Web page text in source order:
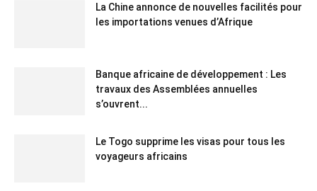
La Chine annonce de nouvelles facilités pour
les importations venues d’Afrique
Banque africaine de développement : Les
travaux des Assemblées annuelles
s’ouvrent...
Le Togo supprime les visas pour tous les
voyageurs africains